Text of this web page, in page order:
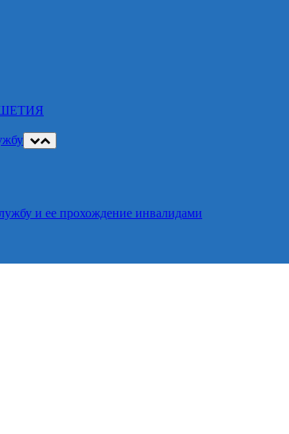
и ее прохождение инвалидами